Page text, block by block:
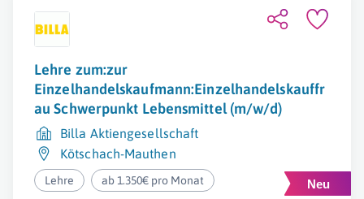
Lehre zum:zur
Einzelhandelskaufmann:Einzelhandelskauffr
au Schwerpunkt Lebensmittel (m/w/d)
Billa Aktiengesellschaft
Kötschach-Mauthen
Lehre ab 1.350€ pro Monat